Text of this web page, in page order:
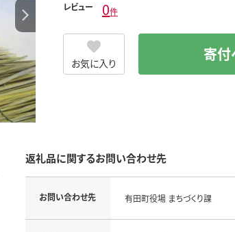
レビュー 0件
お気に入り 寄付
返礼品に関するお問い合わせ先
お問い合わせ先 有田町役場 まちづくり課